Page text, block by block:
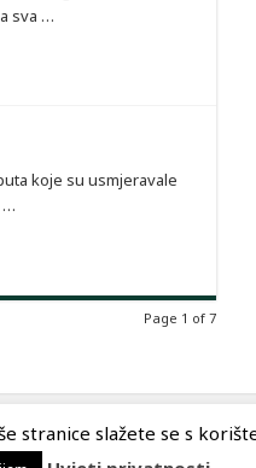
sva …
koje su usmjeravale
…
Page 1 of 7
slažete se s